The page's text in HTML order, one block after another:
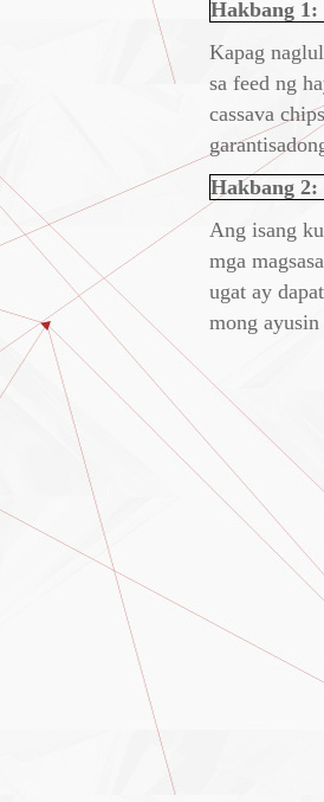
Hakbang
Kapag
sa feed ng
cassava
Hakbang 2:
Ang isang
mga
ugat ay
mong